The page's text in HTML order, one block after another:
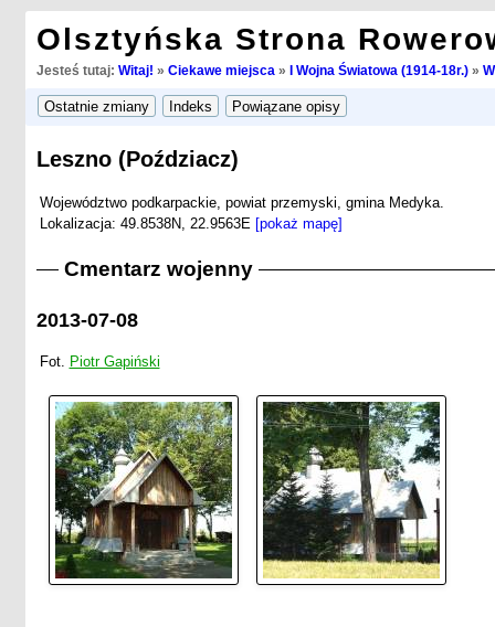
Olsztyńska Strona
Jesteś tutaj: Witaj! » Ciekawe miejsca » I Wojna Światowa (1914-18r.)»
Leszno (Poździacz)
Województwo podkarpackie, powiat przemyski, gmina Medyka.
Lokalizacja: 49.8538N, 22.9563E [pokaż mapę]
Cmentarz wojenny
2013-07-08
Fot. Piotr Gapiński